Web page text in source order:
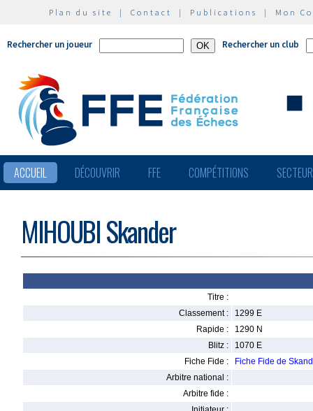
Plan du site | Contact | Publications | Mon
Rechercher un joueur Rechercher un club
ACCUEIL DÉCOUVRIR FFE COMPÉTITIONS
MIHOUBI Skander
Titre :
Classement :
1299 E
Rapide :
1290 N
Blitz :
1070 E
Fiche Fide :
Fiche Fide de
Arbitre national :
Arbitre fide :